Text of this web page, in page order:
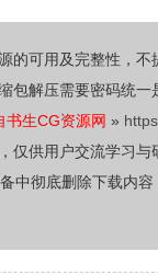
可用及完整性，不
包解压需要密码统一
书生CG资源网 »
仅供用户交流学习
中彻底删除下载内